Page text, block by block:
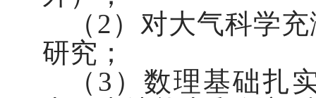
（ 2 ）对大气科学
研究；
（ 3 ）数理基础扎